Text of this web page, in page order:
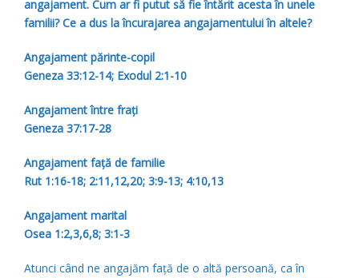
angajament. Cum ar fi putut să fie întărit acesta în unele
familii? Ce a dus la încurajarea angajamentului în altele?
Angajament părinte-copil
Geneza 33:12-14; Exodul 2:1-10
Angajament între fraţi
Geneza 37:17-28
Angajament faţă de familie
Rut 1:16-18; 2:11,12,20; 3:9-13; 4:10,13
Angajament marital
Osea 1:2,3,6,8; 3:1-3
Atunci când ne angajăm faţă de o altă persoană, ca în